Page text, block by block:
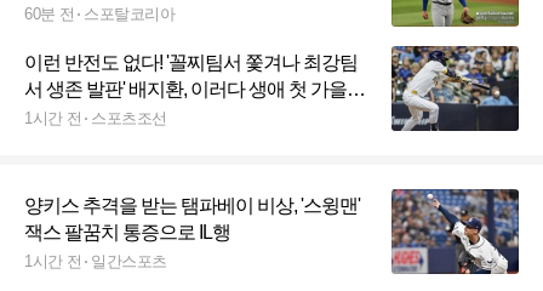
저스 팬들 분노 폭발 "마이너리그로 가라"
60분 전 스포탈코리아
이런 반전도 없다! '꼴찌팀서 쫓겨나 최강팀
서 생존 발판' 배지환, 이러다 생애 첫 가을야
구도 뛰겠네
1시간 전 스포츠조선
양키스 추격을 받는 탬파베이 비상, '스윙맨'
잭스 팔꿈치 통증으로 IL행
1시간 전 일간스포츠